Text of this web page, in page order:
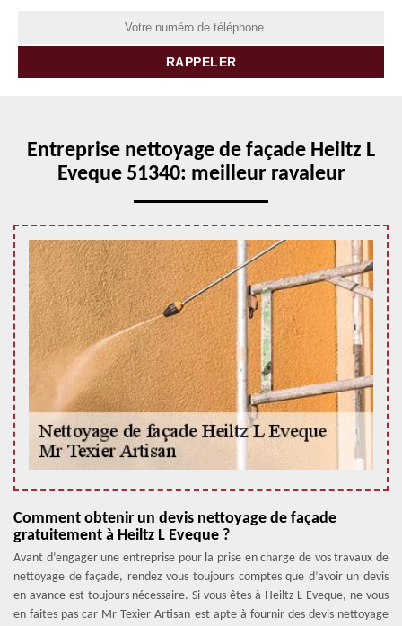
Entreprise nettoyage de façade Heiltz L
Eveque 51340: meilleur ravaleur
Comment obtenir un devis nettoyage de façade
gratuitement à Heiltz L Eveque ?
Avant d’engager une entreprise pour la prise en charge de vos travaux de
nettoyage de façade, rendez vous toujours comptes que d’avoir un devis
en avance est toujours nécessaire. Si vous êtes à Heiltz L Eveque, ne vous
en faites pas car Mr Texier Artisan est apte à fournir des devis nettoyage